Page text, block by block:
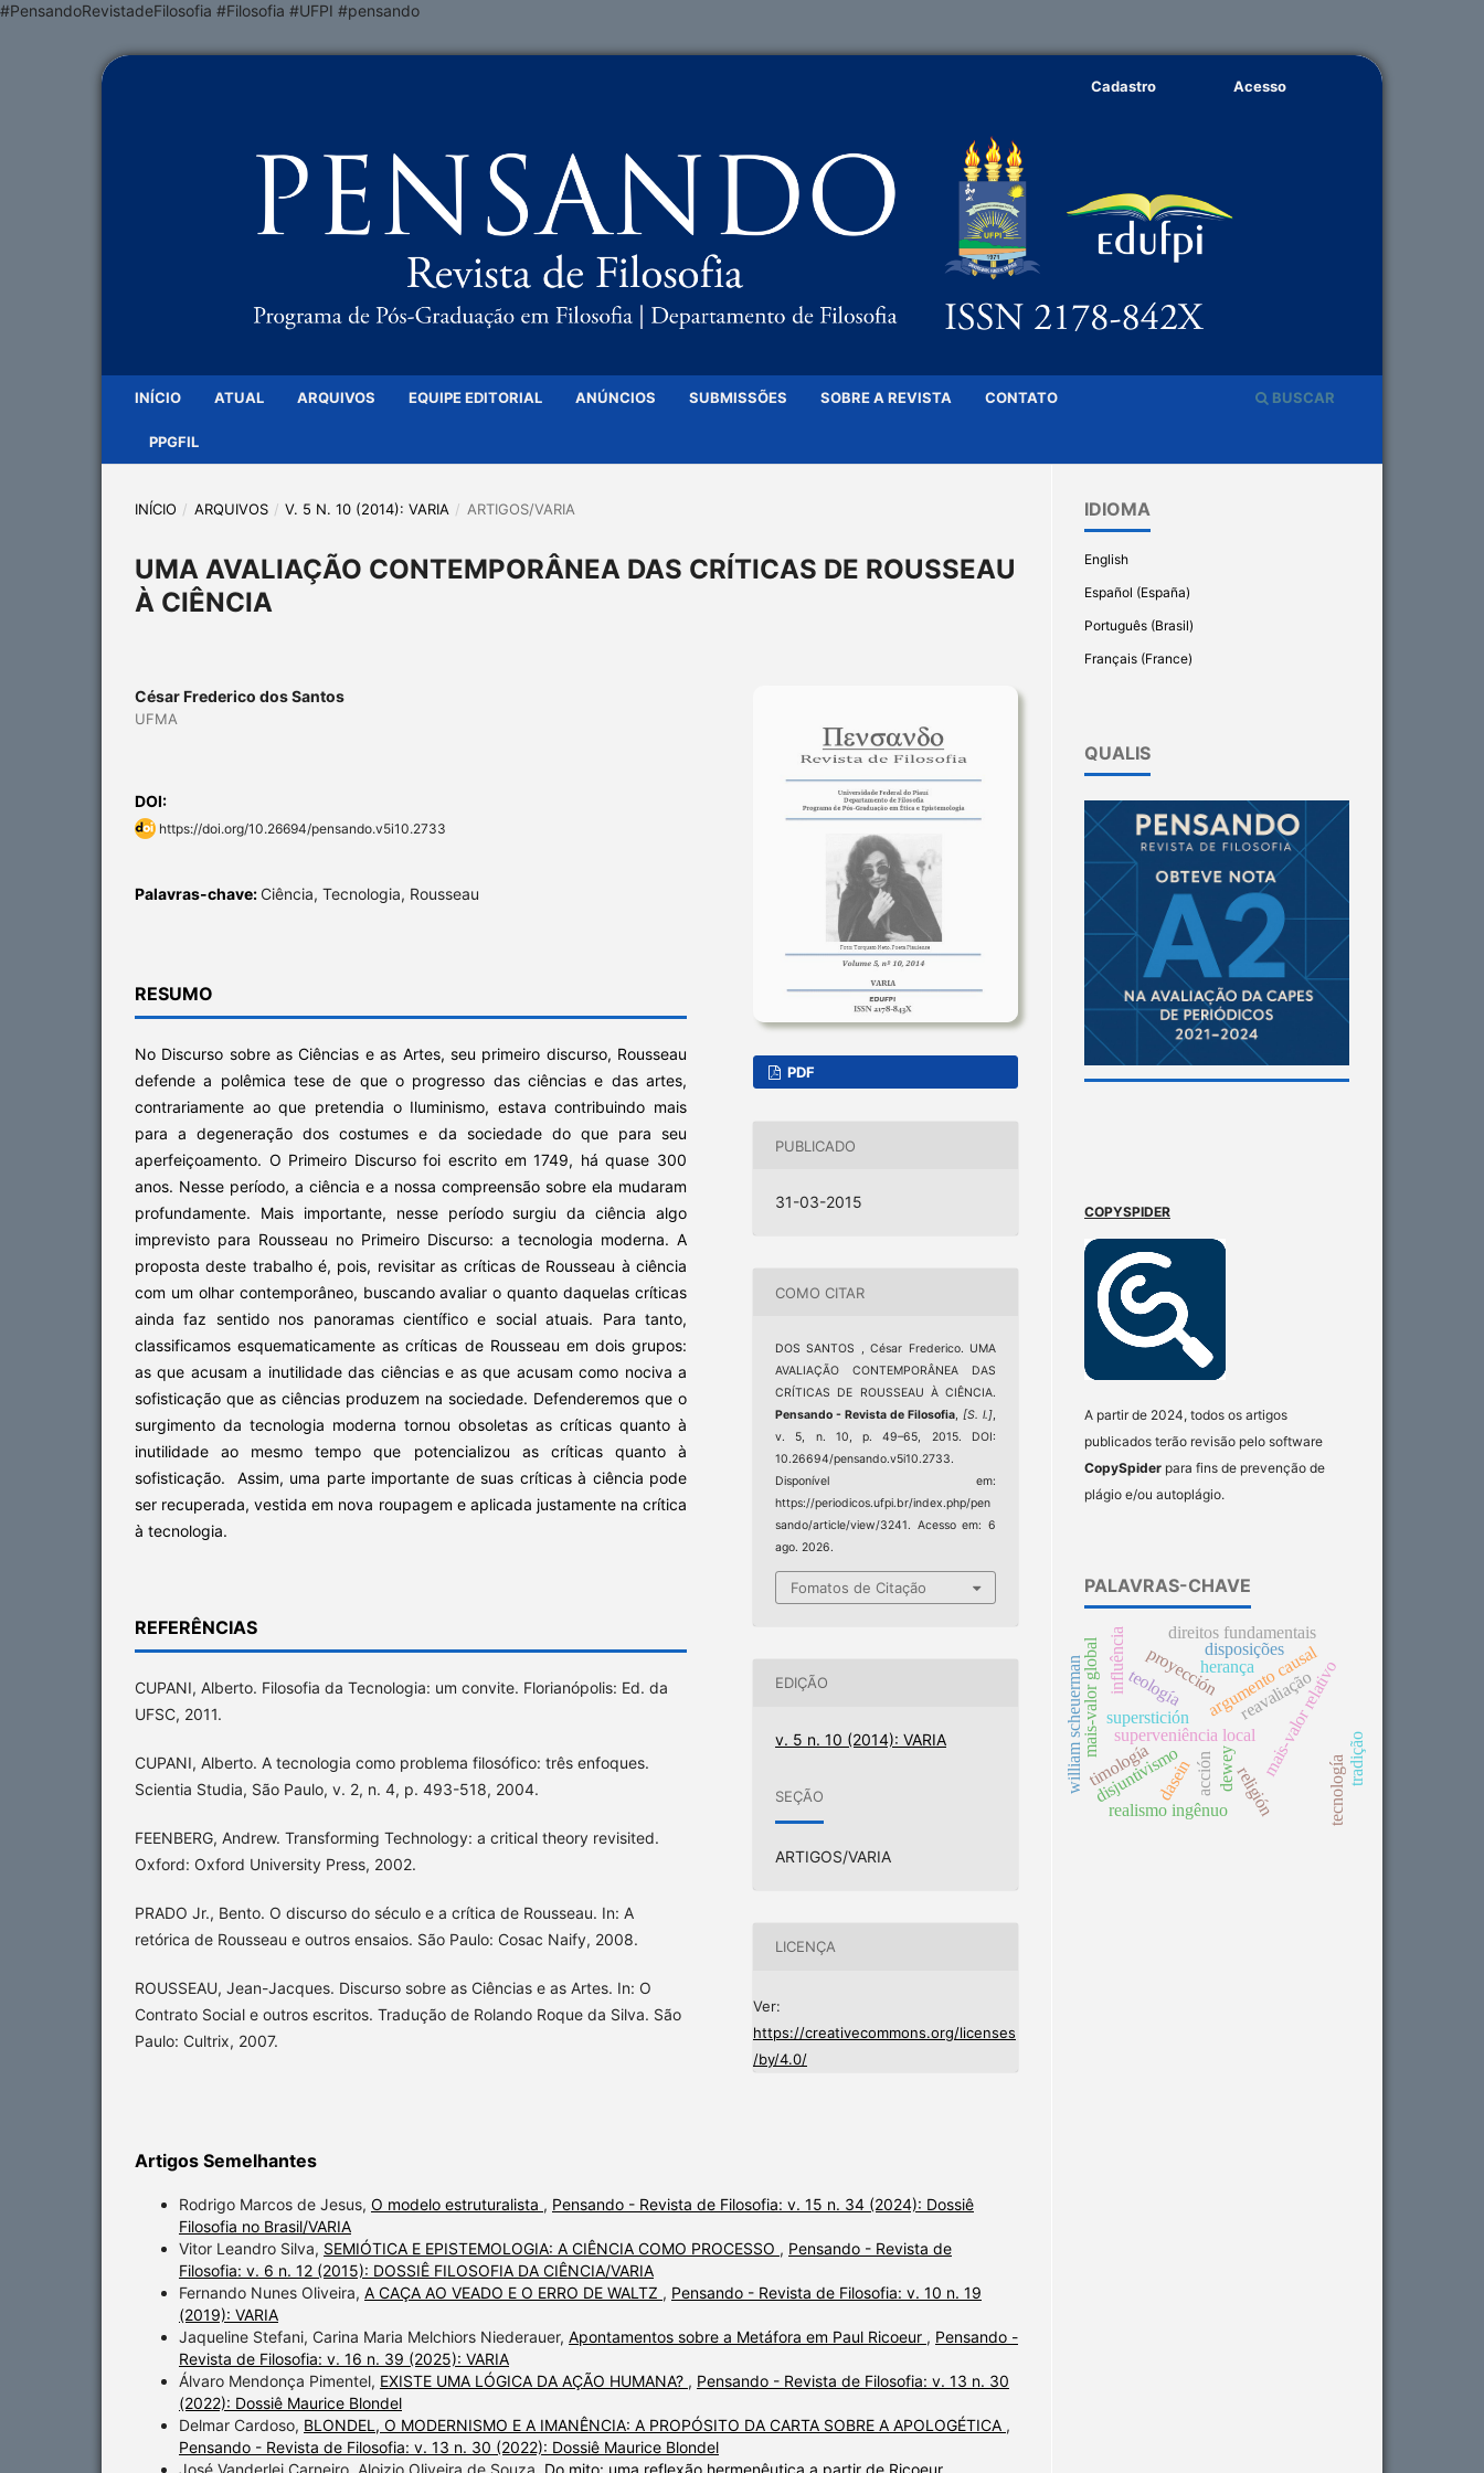
#PensandoRevistadeFilosofia #Filosofia #UFPI #pensando
INÍCIO ATUAL ARQUIVOS EQUIPE EDITORIAL ANÚNCIOS SUBMISSÕES SOBRE A REVISTA CONTATO
PPGFIL
BUSCAR
Cadastro Acesso
INÍCIO / ARQUIVOS / V. 5 N. 10 (2014): VARIA / ARTIGOS/VARIA
UMA AVALIAÇÃO CONTEMPORÂNEA DAS CRÍTICAS DE ROUSSEAU
À CIÊNCIA
César Frederico dos Santos
UFMA
DOI:
https://doi.org/10.26694/pensando.v5i10.2733
Palavras-chave: Ciência, Tecnologia, Rousseau
RESUMO
No Discurso sobre as Ciências e as Artes, seu primeiro discurso, Rousseau
defende a polêmica tese de que o progresso das ciências e das artes,
contrariamente ao que pretendia o Iluminismo, estava contribuindo mais
para a degeneração dos costumes e da sociedade do que para seu
aperfeiçoamento. O Primeiro Discurso foi escrito em 1749, há quase 300
anos. Nesse período, a ciência e a nossa compreensão sobre ela mudaram
profundamente. Mais importante, nesse período surgiu da ciência algo
imprevisto para Rousseau no Primeiro Discurso: a tecnologia moderna. A
proposta deste trabalho é, pois, revisitar as críticas de Rousseau à ciência
com um olhar contemporâneo, buscando avaliar o quanto daquelas críticas
ainda faz sentido nos panoramas científico e social atuais. Para tanto,
classificamos esquematicamente as críticas de Rousseau em dois grupos:
as que acusam a inutilidade das ciências e as que acusam como nociva a
sofisticação que as ciências produzem na sociedade. Defenderemos que o
surgimento da tecnologia moderna tornou obsoletas as críticas quanto à
inutilidade ao mesmo tempo que potencializou as críticas quanto à
sofisticação. Assim, uma parte importante de suas críticas à ciência pode
ser recuperada, vestida em nova roupagem e aplicada justamente na crítica
à tecnologia.
REFERÊNCIAS
CUPANI, Alberto. Filosofia da Tecnologia: um convite. Florianópolis: Ed. da
UFSC, 2011.
CUPANI, Alberto. A tecnologia como problema filosófico: três enfoques.
Scientia Studia, São Paulo, v. 2, n. 4, p. 493-518, 2004.
FEENBERG, Andrew. Transforming Technology: a critical theory revisited.
Oxford: Oxford University Press, 2002.
PRADO Jr., Bento. O discurso do século e a crítica de Rousseau. In: A
retórica de Rousseau e outros ensaios. São Paulo: Cosac Naify, 2008.
ROUSSEAU, Jean-Jacques. Discurso sobre as Ciências e as Artes. In: O
Contrato Social e outros escritos. Tradução de Rolando Roque da Silva. São
Paulo: Cultrix, 2007.
PDF
PUBLICADO
31-03-2015
COMO CITAR
DOS SANTOS , César Frederico. UMA
AVALIAÇÃO CONTEMPORÂNEA DAS
CRÍTICAS DE ROUSSEAU À CIÊNCIA.
Pensando - Revista de Filosofia, [S. l.],
v. 5, n. 10, p. 49–65, 2015. DOI:
10.26694/pensando.v5i10.2733.
Disponível em:
https://periodicos.ufpi.br/index.php/pen
sando/article/view/3241. Acesso em: 6
ago. 2026.
Fomatos de Citação
EDIÇÃO
v. 5 n. 10 (2014): VARIA
SEÇÃO
ARTIGOS/VARIA
LICENÇA
Ver:
https://creativecommons.org/licenses
/by/4.0/
Artigos Semelhantes
Rodrigo Marcos de Jesus, O modelo estruturalista , Pensando - Revista de Filosofia: v. 15 n. 34 (2024): Dossiê
Filosofia no Brasil/VARIA
Vitor Leandro Silva, SEMIÓTICA E EPISTEMOLOGIA: A CIÊNCIA COMO PROCESSO , Pensando - Revista de
Filosofia: v. 6 n. 12 (2015): DOSSIÊ FILOSOFIA DA CIÊNCIA/VARIA
Fernando Nunes Oliveira, A CAÇA AO VEADO E O ERRO DE WALTZ , Pensando - Revista de Filosofia: v. 10 n. 19
(2019): VARIA
Jaqueline Stefani, Carina Maria Melchiors Niederauer, Apontamentos sobre a Metáfora em Paul Ricoeur , Pensando -
Revista de Filosofia: v. 16 n. 39 (2025): VARIA
Álvaro Mendonça Pimentel, EXISTE UMA LÓGICA DA AÇÃO HUMANA? , Pensando - Revista de Filosofia: v. 13 n. 30
(2022): Dossiê Maurice Blondel
Delmar Cardoso, BLONDEL, O MODERNISMO E A IMANÊNCIA: A PROPÓSITO DA CARTA SOBRE A APOLOGÉTICA ,
Pensando - Revista de Filosofia: v. 13 n. 30 (2022): Dossiê Maurice Blondel
José Vanderlei Carneiro, Aloizio Oliveira de Souza, Do mito: uma reflexão hermenêutica a partir de Ricoeur
IDIOMA
English
Español (España)
Português (Brasil)
Français (France)
QUALIS
COPYSPIDER
A partir de 2024, todos os artigos
publicados terão revisão pelo software
CopySpider para fins de prevenção de
plágio e/ou autoplágio.
PALAVRAS-CHAVE
argumento causal
superstición
proyección
mais-valor global mais-valor relativo
superveniência local
disjuntivismo religión
realismo ingênuo tecnología
dewey
teología
direitos fundamentais
influência
william scheuerman dasein
herança
reavaliação
tradição
disposições
timología acción